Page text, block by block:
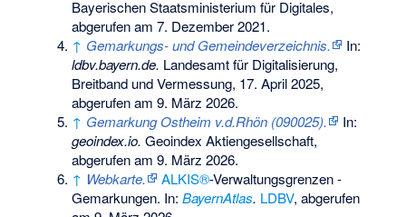
Bayerischen Staatsministerium für Digitales,
abgerufen am 7. Dezember 2021.
↑ Gemarkungs- und Gemeindeverzeichnis.
In:
ldbv.bayern.de. Landesamt für Digitalisierung,
Breitband und Vermessung, 17. April 2025,
abgerufen am 9. März 2026.
↑ Gemarkung Ostheim v.d.Rhön (090025).
In:
geoindex.io. Geoindex Aktiengesellschaft,
abgerufen am 9. März 2026.
↑ Webkarte. ALKIS®-Verwaltungsgrenzen -
Gemarkungen. In:BayernAtlas. LDBV, abgerufen